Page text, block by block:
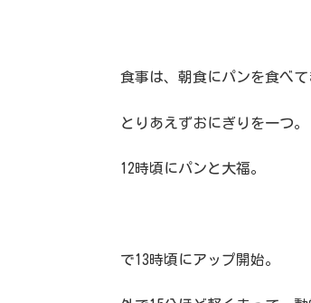
食事は、朝食にパンを食べ
とりあえずおにぎりを一つ。
12時頃にパンと大福。
で13時頃にアップ開始。